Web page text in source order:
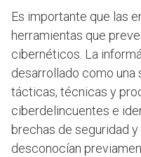
Es importante que las
herramientas que
cibernéticos. La
desarrollado como una
tácticas, técnicas y
ciberdelincuentes e
brechas de seguridad
desconocían